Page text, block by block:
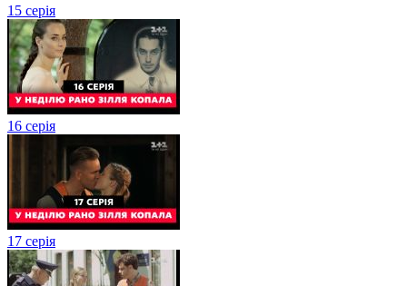
15 серія
16 серія
17 серія